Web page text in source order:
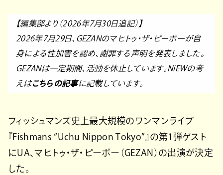
【編集部より（2026年7月30日追記）】
2026年7月29日、GEZANのマヒトゥ・ザ・ピーポーが自
身による性加害を認め、謝罪する声明を発表しました。
GEZANは一定期間、活動を休止しています。NiEWの考
えはこちらの記事に記載しています。
フィッシュマンズ史上最大規模のワンマンライブ
『Fishmans “Uchu Nippon Tokyo”』の第1弾ゲスト
にUA、マヒトゥ・ザ・ピーポー（GEZAN）の出演が決定
した。